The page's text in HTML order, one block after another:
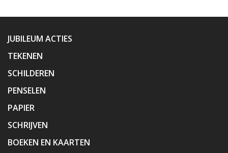
JUBILEUM ACTIES
TEKENEN
SCHILDEREN
PENSELEN
PAPIER
SCHRIJVEN
BOEKEN EN KAARTEN